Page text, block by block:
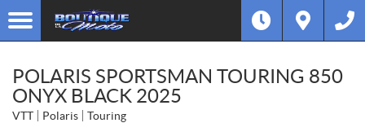
POLARIS SPORTSMAN TOURING 850
ONYX BLACK 2025
VTT Polaris Touring